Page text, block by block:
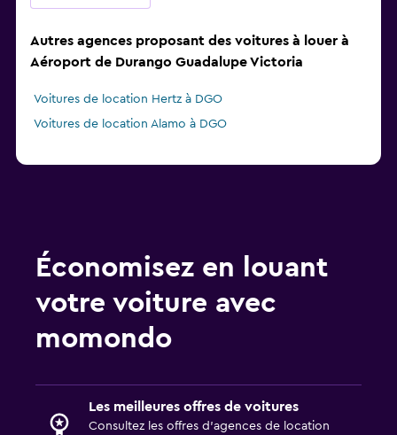
Autres agences proposant des voitures à louer à
Aéroport de Durango Guadalupe Victoria
Voitures de location Hertz à DGO
Voitures de location Alamo à DGO
Économisez en louant
votre voiture avec
momondo
Les meilleures offres de voitures
Consultez les offres d’agences de location